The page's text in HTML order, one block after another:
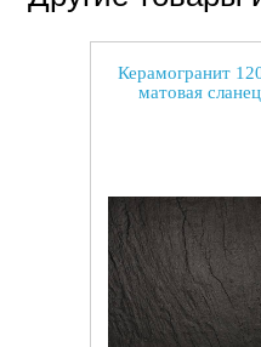
Керамогранит
матовая